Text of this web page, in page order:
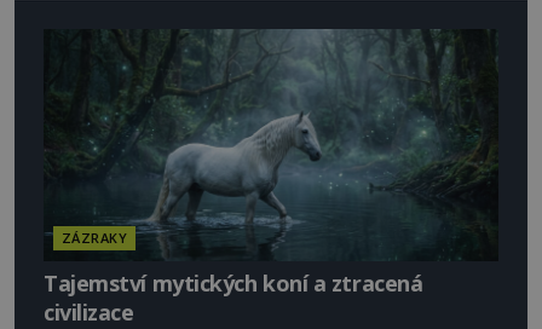
Evropě mají relikvie mimořádnou hodnotu. Nejsou
jen předmětem úcty
ZÁZRAKY
Tajemství mytických koní a ztracená
civilizace